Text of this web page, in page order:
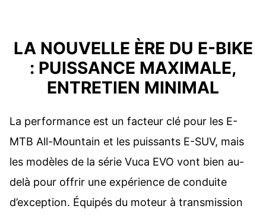
LA NOUVELLE ÈRE DU E-BIKE
: PUISSANCE MAXIMALE,
ENTRETIEN MINIMAL
La performance est un facteur clé pour les E-
MTB All-Mountain et les puissants E-SUV, mais
les modèles de la série Vuca EVO vont bien au-
delà pour offrir une expérience de conduite
d’exception. Équipés du moteur à transmission